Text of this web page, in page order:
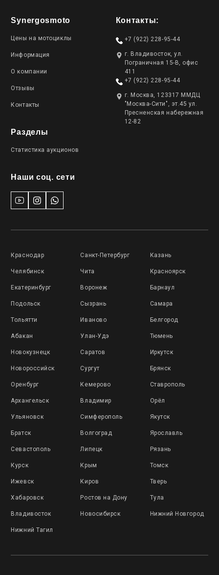
Synergosmoto
Цены на мотоциклы
Информация
О компании
Отзывы
Контакты
Разделы
Статистика аукционов
Наши соц. сети
Контакты:
+7 (922) 228-95-44
г. Владивосток, ул.
Пограничная 15-В, офис
411
+7 (922) 228-95-44
г. Москва, 123317 ММДЦ
"Москва-Сити", эт.45 ул.
Пресненская набережная
12-82
Краснодар Санкт-Петербург Казань
Челябинск Чита Красноярск
Екатеринбург Воронеж Барнаул
Подольск Сызрань Самара
Тольятти Иваново Белгород
Абакан Улан-Удэ Тюмень
Новокузнецк Саратов Иркутск
Новороссийск Сургут Брянск
Оренбург Кемерово Ставрополь
Архангельск Владимир Орёл
Ульяновск Симферополь Якутск
Братск Волгоград Ярославль
Севастополь Липецк Рязань
Курск Крым Томск
Ижевск Киров Тверь
Хабаровск Ростов на Дону Тула
Владивосток Новосибирск Нижний Новгород
Нижний Тагил